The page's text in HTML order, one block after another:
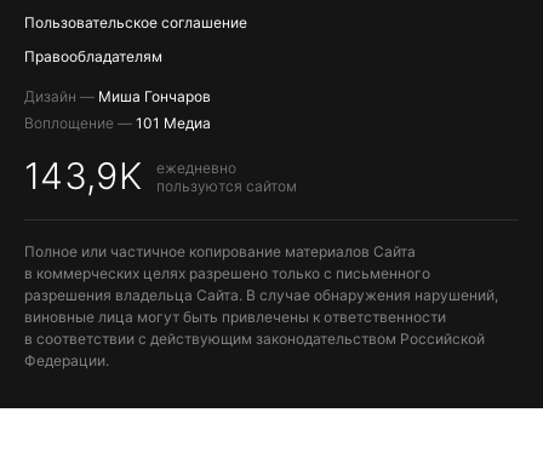
Пользовательское соглашение
Правообладателям
Дизайн — Миша Гончаров
Воплощение — 101 Медиа
143,9K
ежедневно
пользуются сайтом
Полное или частичное копирование материалов Сайта
в коммерческих целях разрешено только с письменного
разрешения владельца Сайта. В случае обнаружения нарушений,
виновные лица могут быть привлечены к ответственности
в соответствии с действующим законодательством Российской
Федерации.